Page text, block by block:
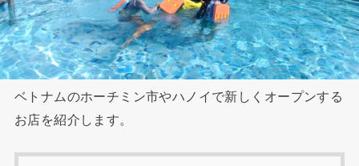
ベトナムのホーチミン市やハノイで新しくオープンする
お店を紹介します。